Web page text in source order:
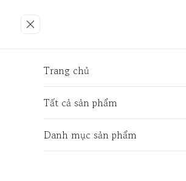
Trang chủ
Tất cả sản phẩm
Danh mục sản phẩm